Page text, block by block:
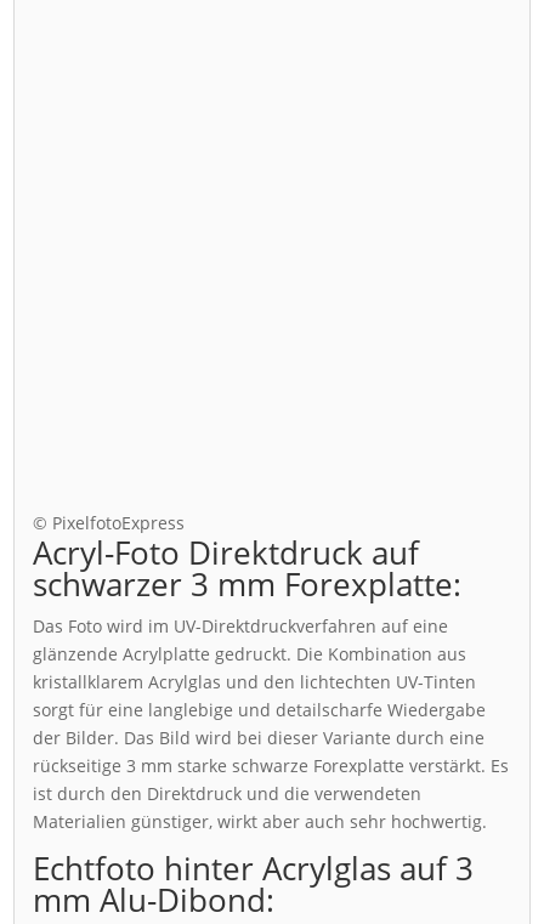
© PixelfotoExpress
Acryl-Foto Direktdruck auf
schwarzer 3 mm Forexplatte:
Das Foto wird im UV-Direktdruckverfahren auf eine
glänzende Acrylplatte gedruckt. Die Kombination aus
kristallklarem Acrylglas und den lichtechten UV-Tinten
sorgt für eine langlebige und detailscharfe Wiedergabe
der Bilder. Das Bild wird bei dieser Variante durch eine
rückseitige 3 mm starke schwarze Forexplatte verstärkt. Es
ist durch den Direktdruck und die verwendeten
Materialien günstiger, wirkt aber auch sehr hochwertig.
Echtfoto hinter Acrylglas auf 3
mm Alu-Dibond: